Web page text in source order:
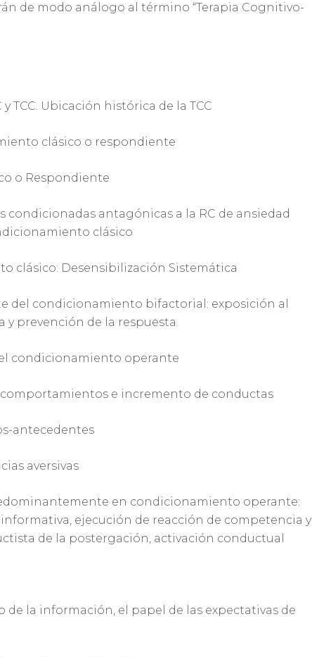
de modo análogo al término “Terapia Cognitivo-
TCC. Ubicación histórica de la TCC
clásico o respondiente
o Respondiente
condicionadas antagónicas a la RC de ansiedad
clásico
clásico: Desensibilización Sistemática
del condicionamiento bifactorial: exposición al
y prevención de la respuesta
condicionamiento operante
e incremento de conductas
antecedentes
aversivas
en condicionamiento operante:
ejecución de reacción de competencia y
de la postergación, activación conductual
la información, el papel de las expectativas de